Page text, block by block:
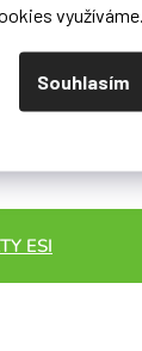
využíváme.
Souhlasím
ESI